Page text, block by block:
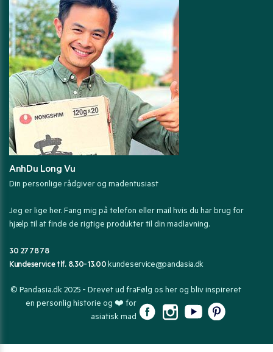
AnhDu Long Vu
Din personlige rådgiver og madentusiast
Jeg er lige her. Fang mig på telefon eller mail hvis du har brug for
hjælp til at finde de rigtige produkter til din madlavning.
30 27 78 78
Kundeservice tlf. 8.30-13.00kundeservice@pandasia.dk
© Pandasia.dk 2025 - Drevet ud fra
en personlig historie og ❤️ for
asiatisk mad
Følg os her og bliv inspireret